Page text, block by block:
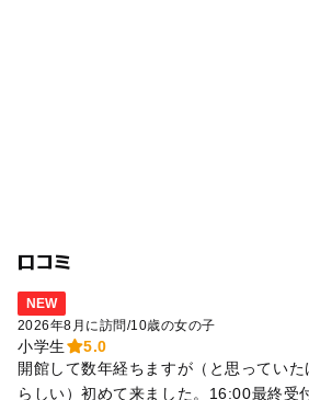
口コミ
NEW
2026年8月に訪問/10歳の女の子
小学生
5.0
開館して数年経ちますが（と思ってい
らしい）初めて来ました。16:00最終受